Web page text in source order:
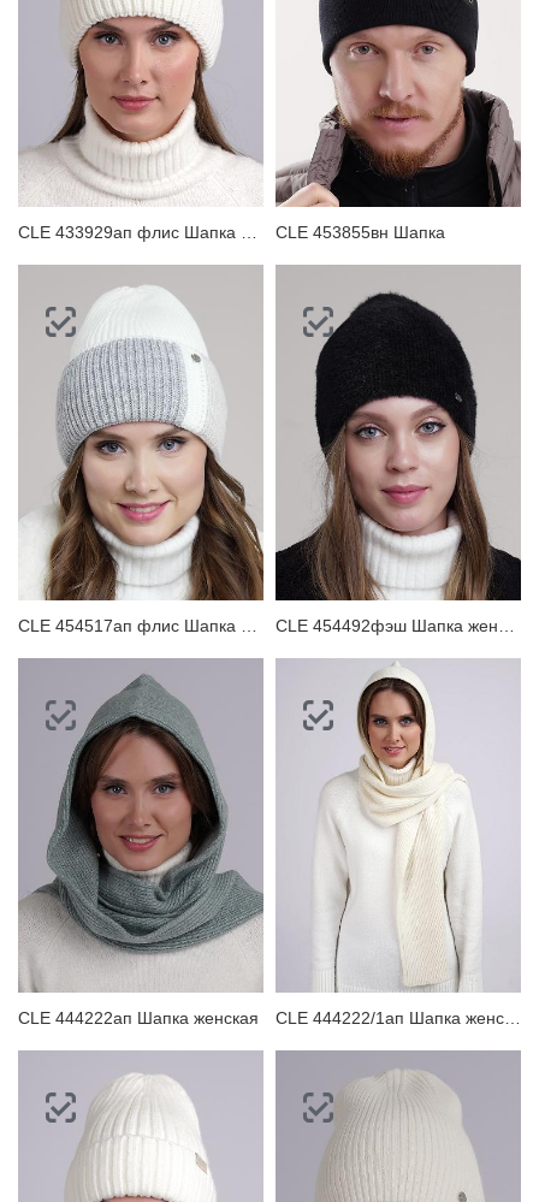
CLE 433929ап флис Шапка женская CLE 453855вн Шапка
CLE 444222ап Шапка женская